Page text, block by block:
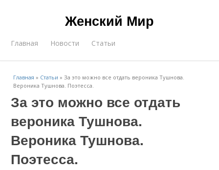
Женский Мир
Главная Новости Статьи
Главная » Статьи »За это можно все отдать вероника Тушнова.
Вероника Тушнова. Поэтесса.
За это можно все отдать
вероника Тушнова.
Вероника Тушнова.
Поэтесса.